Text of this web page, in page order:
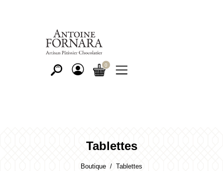
Tablettes
Boutique Tablettes